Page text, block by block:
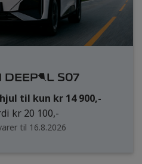
DEEPAL S07
til kun kr 14 900,-
kr 20 100,-
til 16.8.2026